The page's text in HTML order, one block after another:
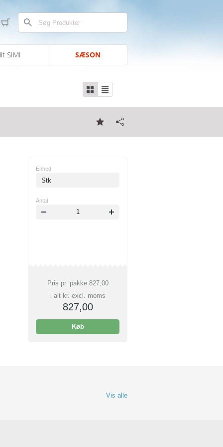
SIMI SÆSON
Enhed
Stk
Antal
Pris pr. pakke 827,00
i alt kr. excl. moms
827,00
Køb
Vis alle